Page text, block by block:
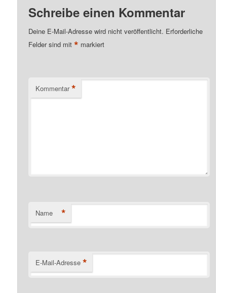
Schreibe einen Kommentar
Deine E-Mail-Adresse wird nicht veröffentlicht. Erforderliche
Felder sind mit* markiert
Kommentar *
Name *
E-Mail-Adresse *